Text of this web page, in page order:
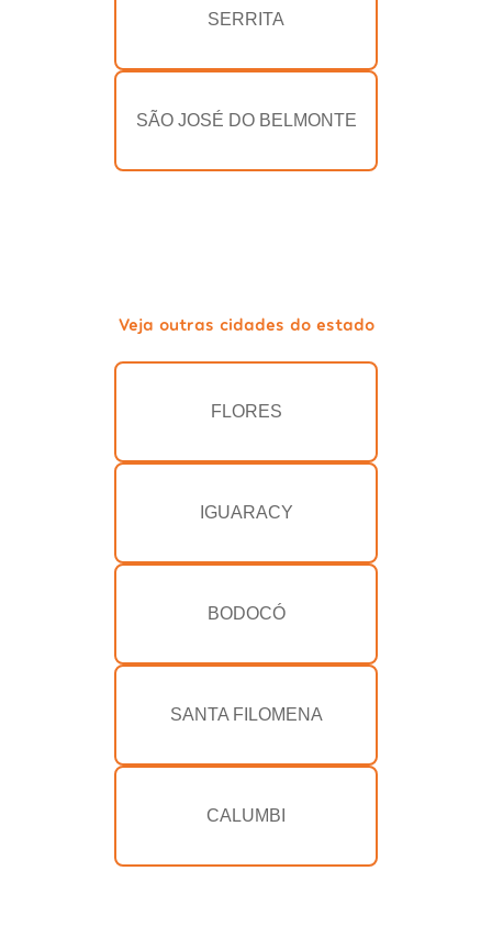
SERRITA
SÃO JOSÉ DO BELMONTE
Veja outras cidades do estado
FLORES
IGUARACY
BODOCÓ
SANTA FILOMENA
CALUMBI